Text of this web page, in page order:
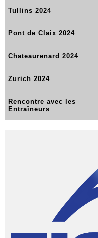
Tullins 2024
Pont de Claix 2024
Chateaurenard 2024
Zurich 2024
Rencontre avec les
Entraîneurs